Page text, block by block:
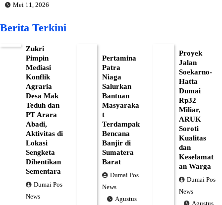
Mei 11, 2026
Berita Terkini
Zukri
Pimpin
Mediasi
Konflik
Agraria
Desa Mak
Teduh dan
PT Arara
Abadi,
Aktivitas di
Lokasi
Sengketa
Dihentikan
Sementara
Dumai Pos
News
Pertamina
Patra
Niaga
Salurkan
Bantuan
Masyaraka
t
Terdampak
Bencana
Banjir di
Sumatera
Barat
Dumai Pos
News
Agustus
Proyek
Jalan
Soekarno-
Hatta
Dumai
Rp32
Miliar,
ARUK
Soroti
Kualitas
dan
Keselamat
an Warga
Dumai Pos
News